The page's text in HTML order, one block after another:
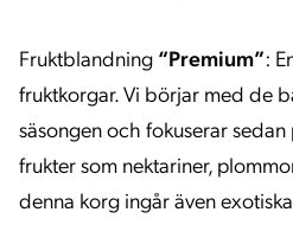
Fruktblandning “Premium”:
fruktkorgar. Vi börjar med de
säsongen och fokuserar
frukter som nektariner,
denna korg ingår även